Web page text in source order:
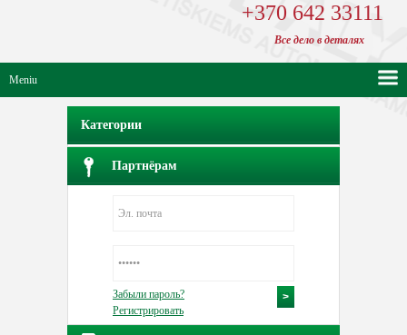
+370 642 33111
Bсе дело в деталях
Meniu
Категории
Партнёрам
Забыли пароль?
Регистрировать